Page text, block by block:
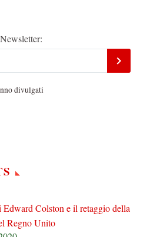
divulgati
Edward Colston e il retaggio della
Regno Unito